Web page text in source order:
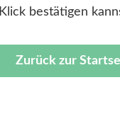
Klick bestätigen
Zurück zur